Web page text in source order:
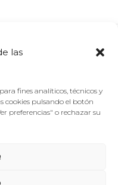
las
fines analíticos, técnicos y
cookies pulsando el botón
preferencias" o rechazar su
Twitter